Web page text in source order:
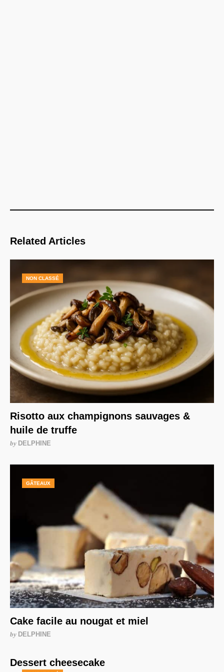
Related Articles
NON CLASSÉ
Risotto aux champignons sauvages &
huile de truffe
by DELPHINE
GÂTEAUX
Cake facile au nougat et miel
by DELPHINE
Dessert cheesecake